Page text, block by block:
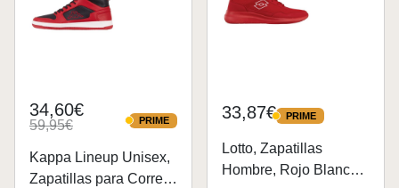
34,60€
59,95€ PRIME
PRIME
Kappa Lineup Unisex,
Zapatillas para Correr
33,87€ PRIME
PRIME
Lotto, Zapatillas
Hombre, Rojo Blanco,